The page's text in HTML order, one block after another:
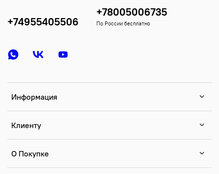
Информация
Клиенту
О Покупке
+74955405506
+78005006735
По России бесплатно